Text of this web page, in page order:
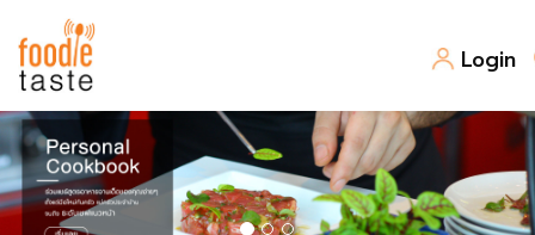
Login
สูตรอาหาร
สูตรอาหารล่าสุด
พาไปชิม